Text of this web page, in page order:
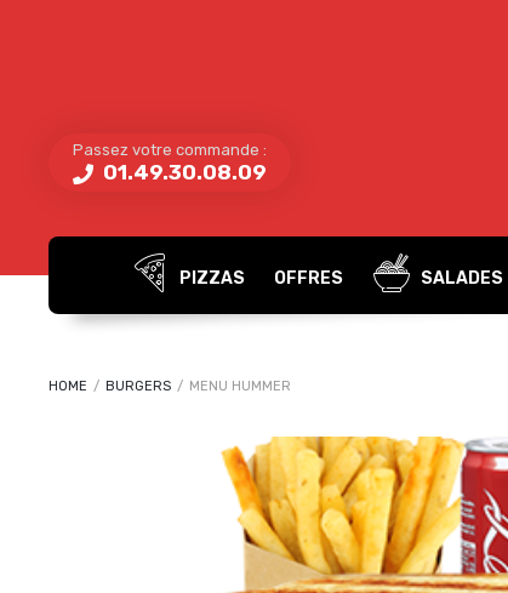
Passez votre commande :
01.49.30.08.09
PIZZAS OFFRES SALADES
HOME / BURGERS / MENU HUMMER